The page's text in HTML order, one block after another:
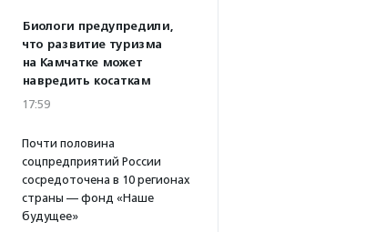
Биологи предупредили,
что развитие туризма
на Камчатке может
навредить косаткам
17:59
Почти половина
соцпредприятий России
сосредоточена в 10 регионах
страны — фонд «Наше
будущее»